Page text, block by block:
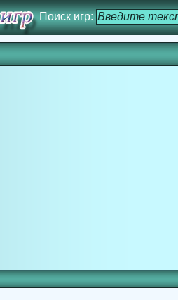
Поиск игр: